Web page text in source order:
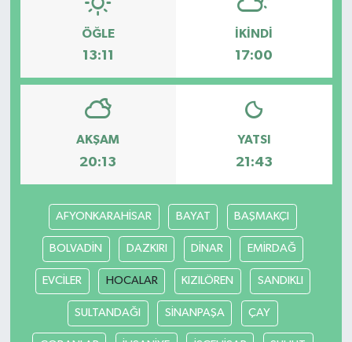
ÖĞLE
13:11
İKINDI
17:00
AKŞAM
20:13
YATSI
21:43
AFYONKARAHİSAR BAYAT BAŞMAKÇI
BOLVADİN DAZKIRI DİNAR EMİRDAĞ
EVCİLER HOCALAR KIZILÖREN SANDIKLI
SULTANDAĞI SİNANPAŞA ÇAY